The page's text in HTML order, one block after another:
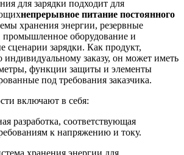
для зарядки подходит для
непрерывное питание постоянного
хранения энергии, резервные
промышленное оборудование и
сценарии зарядки. Как продукт,
индивидуальному заказу, он может иметь
функции защиты и элементы
под требования заказчика.
включают в себя:
разработка, соответствующая
к напряжению и току.